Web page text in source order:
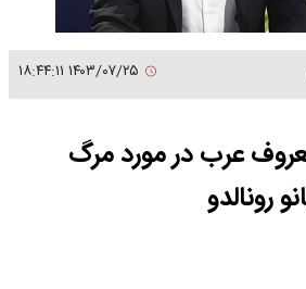
عرب در مورد مرگ
رونالدو